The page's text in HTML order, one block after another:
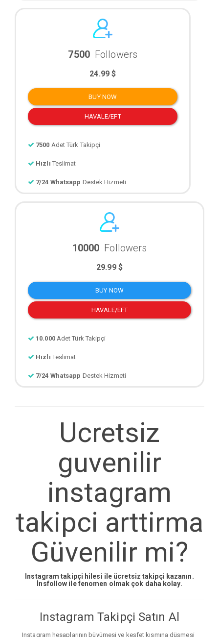
7500 Followers
24.99 $
BUY NOW
HAVALE/EFT
7500 Adet Türk Takipçi
Hızlı Teslimat
7/24 Whatsapp Destek Hizmeti
10000 Followers
29.99 $
BUY NOW
HAVALE/EFT
10.000 Adet Türk Takipçi
Hızlı Teslimat
7/24 Whatsapp Destek Hizmeti
Ucretsiz
guvenilir
instagram
takipci arttirma
Güvenilir mi?
Instagram takipçi hilesi ile ücretsiz takipçi kazanın.
İnsfollow ile fenomen olmak çok daha kolay.
Instagram Takipçi Satın Al
Instagram hesaplarının büyümesi ve keşfet kısmına düşmesi